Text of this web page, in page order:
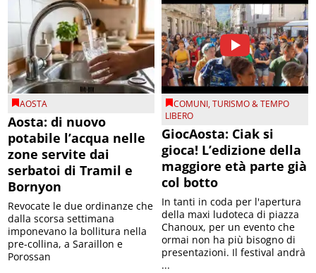
AOSTA
Aosta: di nuovo
potabile l’acqua nelle
zone servite dai
serbatoi di Tramil e
Bornyon
Revocate le due ordinanze che
dalla scorsa settimana
imponevano la bollitura nella
pre-collina, a Saraillon e
Porossan
COMUNI,TURISMO & TEMPO
LIBERO
GiocAosta: Ciak si
gioca! L’edizione della
maggiore età parte già
col botto
In tanti in coda per l'apertura
della maxi ludoteca di piazza
Chanoux, per un evento che
ormai non ha più bisogno di
presentazioni. Il festival andrà
...